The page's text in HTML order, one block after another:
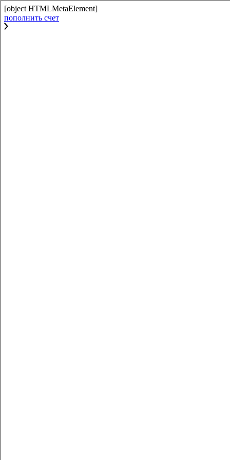
[object HTMLMetaElement]
пополнить счет